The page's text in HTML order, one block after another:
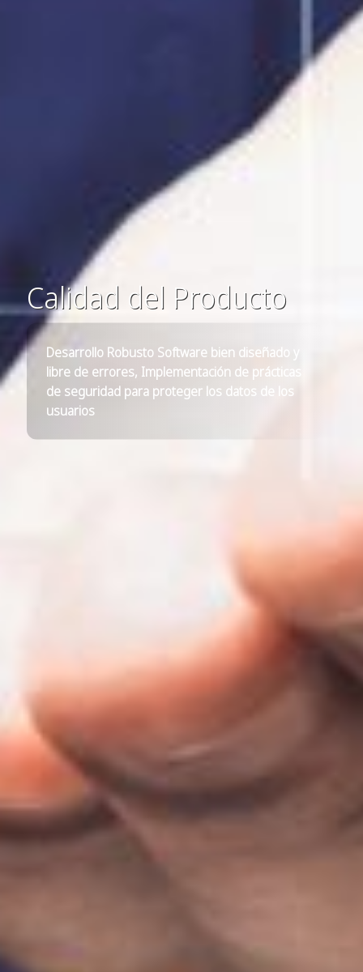
Calidad del Producto
Desarrollo Robusto Software bien diseñado y
libre de errores, Implementación de prácticas
de seguridad para proteger los datos de los
usuarios